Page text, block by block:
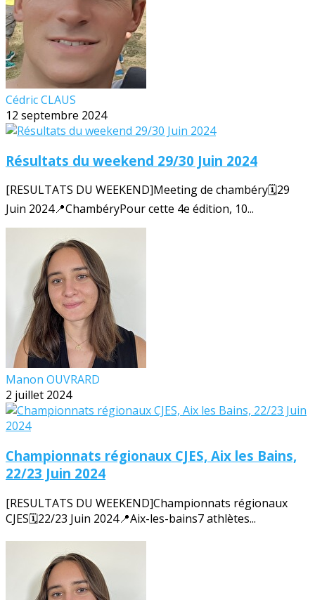
Cédric CLAUS
12 septembre 2024
Résultats du weekend 29/30 Juin 2024
[RESULTATS DU WEEKEND]Meeting de chambéry🗓️29
Juin 2024📍ChambéryPour cette 4e édition, 10...
Manon OUVRARD
2 juillet 2024
Championnats régionaux CJES, Aix les Bains,
22/23 Juin 2024
[RESULTATS DU WEEKEND]Championnats régionaux
CJES🗓️22/23 Juin 2024📍Aix-les-bains7 athlètes...